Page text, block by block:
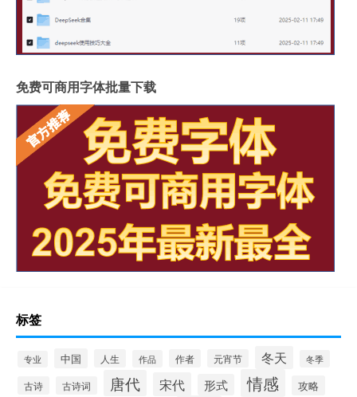
免费可商用字体批量下载
标签
专业 中国 人生 作品 作者 元宵节 冬天 冬季
古诗 古诗词 唐代 宋代 形式 情感 攻略